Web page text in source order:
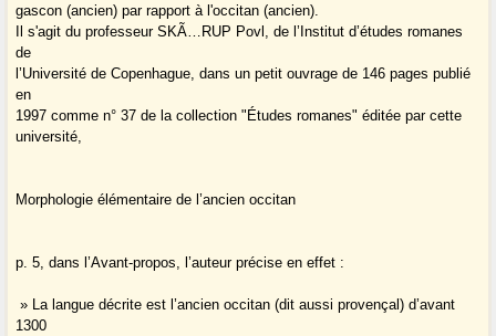
gascon (ancien) par rapport à l'occitan (ancien).
Il s'agit du professeur SKÃ…RUP Povl, de l’Institut d’études romanes
de
l’Université de Copenhague, dans un petit ouvrage de 146 pages publié
en
1997 comme n° 37 de la collection "Études romanes" éditée par cette
université,
Morphologie élémentaire de l’ancien occitan
p. 5, dans l’Avant-propos, l’auteur précise en effet :
» La langue décrite est l’ancien occitan (dit aussi provençal) d’avant
1300